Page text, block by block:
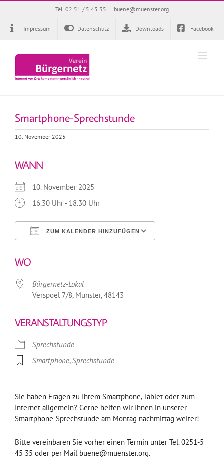
Zum
springen
Tel. 02 51 / 5 45 35 | buene@muenster.org
Impressum Datenschutz Downloads Facebook
Smartphone-Sprechstunde
10. November 2025
WANN
10. November 2025
16.30 Uhr - 18.30 Uhr
ZUM KALENDER HINZUFÜGEN
WO
Bürgernetz-Lokal
Verspoel 7/8, Münster, 48143
VERANSTALTUNGSTYP
Sprechstunde
Smartphone,Sprechstunde
Sie haben Fragen zu Ihrem Smartphone, Tablet oder zum
Internet allgemein? Gerne helfen wir Ihnen in unserer
Smartphone-Sprechstunde am Montag nachmittag weiter!
Bitte vereinbaren Sie vorher einen Termin unter Tel. 0251-5
45 35 oder per Mail buene@muenster.org.